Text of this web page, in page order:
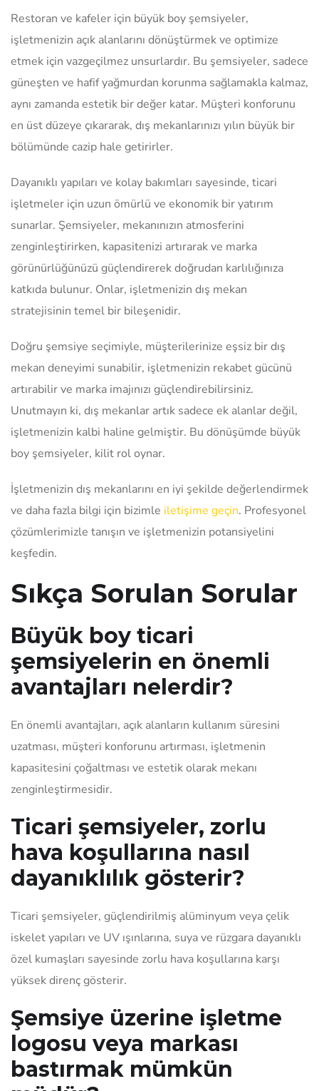
Restoran ve kafeler için büyük boy şemsiyeler,
işletmenizin açık alanlarını dönüştürmek ve optimize
etmek için vazgeçilmez unsurlardır. Bu şemsiyeler, sadece
güneşten ve hafif yağmurdan korunma sağlamakla kalmaz,
aynı zamanda estetik bir değer katar. Müşteri konforunu
en üst düzeye çıkararak, dış mekanlarınızı yılın büyük bir
bölümünde cazip hale getirirler.
Dayanıklı yapıları ve kolay bakımları sayesinde, ticari
işletmeler için uzun ömürlü ve ekonomik bir yatırım
sunarlar. Şemsiyeler, mekanınızın atmosferini
zenginleştirirken, kapasitenizi artırarak ve marka
görünürlüğünüzü güçlendirerek doğrudan karlılığınıza
katkıda bulunur. Onlar, işletmenizin dış mekan
stratejisinin temel bir bileşenidir.
Doğru şemsiye seçimiyle, müşterilerinize eşsiz bir dış
mekan deneyimi sunabilir, işletmenizin rekabet gücünü
artırabilir ve marka imajınızı güçlendirebilirsiniz.
Unutmayın ki, dış mekanlar artık sadece ek alanlar değil,
işletmenizin kalbi haline gelmiştir. Bu dönüşümde büyük
boy şemsiyeler, kilit rol oynar.
İşletmenizin dış mekanlarını en iyi şekilde değerlendirmek
ve daha fazla bilgi için bizimle iletişime geçin. Profesyonel
çözümlerimizle tanışın ve işletmenizin potansiyelini
keşfedin.
Sıkça Sorulan Sorular
Büyük boy ticari
şemsiyelerin en önemli
avantajları nelerdir?
En önemli avantajları, açık alanların kullanım süresini
uzatması, müşteri konforunu artırması, işletmenin
kapasitesini çoğaltması ve estetik olarak mekanı
zenginleştirmesidir.
Ticari şemsiyeler, zorlu
hava koşullarına nasıl
dayanıklılık gösterir?
Ticari şemsiyeler, güçlendirilmiş alüminyum veya çelik
iskelet yapıları ve UV ışınlarına, suya ve rüzgara dayanıklı
özel kumaşları sayesinde zorlu hava koşullarına karşı
yüksek direnç gösterir.
Şemsiye üzerine işletme
logosu veya markası
bastırmak mümkün